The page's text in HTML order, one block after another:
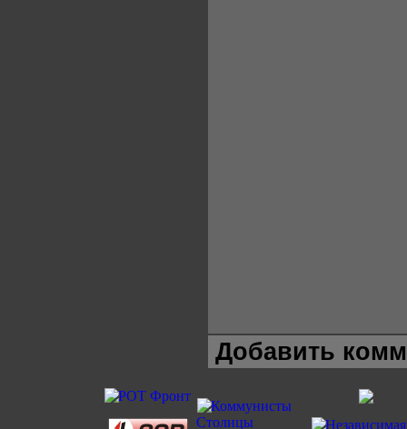
Добавить